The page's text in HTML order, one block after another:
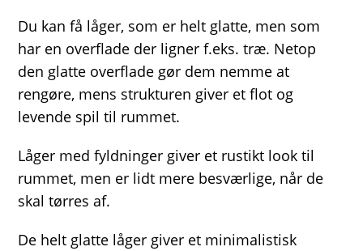
Du kan få låger, som er helt glatte, men som
har en overflade der ligner f.eks. træ. Netop
den glatte overflade gør dem nemme at
rengøre, mens strukturen giver et flot og
levende spil til rummet.
Låger med fyldninger giver et rustikt look til
rummet, men er lidt mere besværlige, når de
skal tørres af.
De helt glatte låger giver et minimalistisk